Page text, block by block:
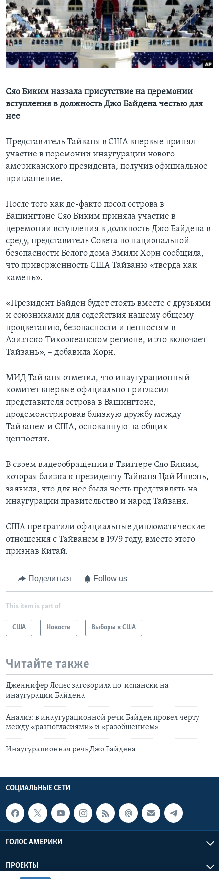
Learning English
СОЦИАЛЬНЫЕ СЕТИ
Языки
Сяо Биким назвала присутствие на церемонии
вступления в должность Джо Байдена честью для
нее
Представитель Тайваня в США впервые принял
участие в церемонии инаугурации нового
американского президента, получив официальное
приглашение.
После того как де-факто посол острова в
Вашингтоне Сяо Биким приняла участие в
церемонии вступления в должность Джо Байдена в
среду, представитель Совета по национальной
безопасности Белого дома Эмили Хорн сообщила,
что приверженность США Тайваню «тверда как
камень».
«Президент Байден будет стоять вместе с друзьями
и союзниками для содействия нашему общему
процветанию, безопасности и ценностям в
Азиатско-Тихоокеанском регионе, и это включает
Тайвань», – добавила Хорн.
МИД Тайваня отметил, что инаугурационный
комитет впервые официально пригласил
представителя острова в Вашингтоне,
продемонстрировав близкую дружбу между
Тайванем и США, основанную на общих
ценностях.
В своем видеообращении в Твиттере Сяо Биким,
которая близка к президенту Тайваня Цай Инвэнь,
заявила, что для нее была честь представлять на
инаугурации правительство и народ Тайваня.
США прекратили официальные дипломатические
отношения с Тайванем в 1979 году, вместо этого
признав Китай.
Поделиться Follow us
This item is part of
США Новости Выборы в США
Читайте также
Дженнифер Лопес заговорила по-испански на
инаугурации Байдена
Анализ: в инаугурационной речи Байден провел черту
между «разногласиями» и «разобщением»
Инаугурационная речь Джо Байдена
СОЦИАЛЬНЫЕ СЕТИ
ГОЛОС АМЕРИКИ
ПРОЕКТЫ